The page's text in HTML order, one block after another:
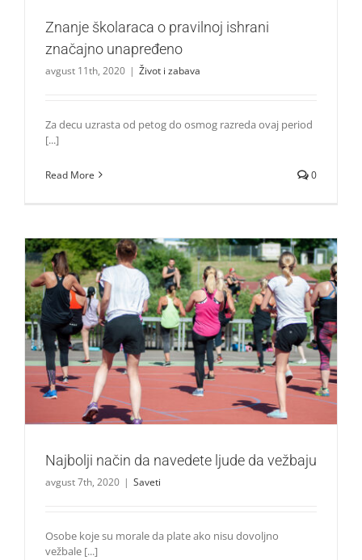
Znanje školaraca o pravilnoj ishrani
značajno unapređeno
avgust 11th, 2020 | Život i zabava
Za decu uzrasta od petog do osmog razreda ovaj period
[...]
Read More 0
Najbolji način da navedete ljude da vežbaju
Saveti
Najbolji način da navedete ljude da vežbaju
avgust 7th, 2020 | Saveti
Osobe koje su morale da plate ako nisu dovoljno
vežbale [...]